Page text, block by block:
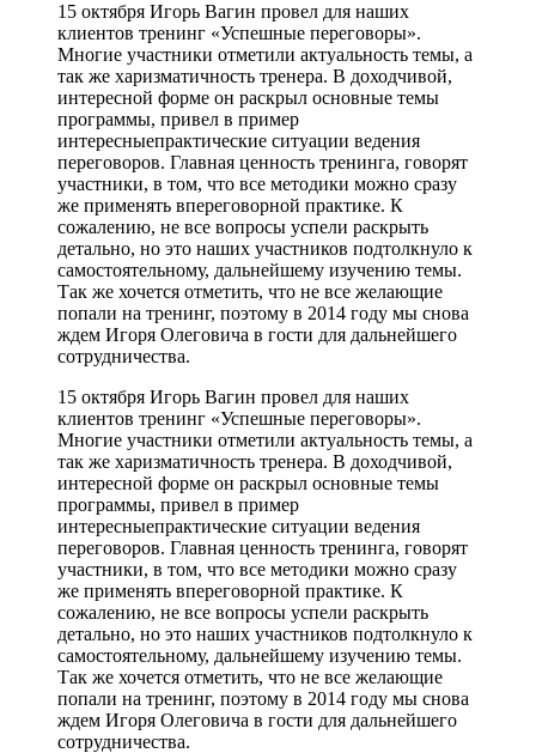
15 октября Игорь Вагин провел для наших
клиентов тренинг «Успешные переговоры».
Многие участники отметили актуальность темы, а
так же харизматичность тренера. В доходчивой,
интересной форме он раскрыл основные темы
программы, привел в пример
интересныепрактические ситуации ведения
переговоров. Главная ценность тренинга, говорят
участники, в том, что все методики можно сразу
же применять впереговорной практике. К
сожалению, не все вопросы успели раскрыть
детально, но это наших участников подтолкнуло к
самостоятельному, дальнейшему изучению темы.
Так же хочется отметить, что не все желающие
попали на тренинг, поэтому в 2014 году мы снова
ждем Игоря Олеговича в гости для дальнейшего
сотрудничества.
15 октября Игорь Вагин провел для наших
клиентов тренинг «Успешные переговоры».
Многие участники отметили актуальность темы, а
так же харизматичность тренера. В доходчивой,
интересной форме он раскрыл основные темы
программы, привел в пример
интересныепрактические ситуации ведения
переговоров. Главная ценность тренинга, говорят
участники, в том, что все методики можно сразу
же применять впереговорной практике. К
сожалению, не все вопросы успели раскрыть
детально, но это наших участников подтолкнуло к
самостоятельному, дальнейшему изучению темы.
Так же хочется отметить, что не все желающие
попали на тренинг, поэтому в 2014 году мы снова
ждем Игоря Олеговича в гости для дальнейшего
сотрудничества.